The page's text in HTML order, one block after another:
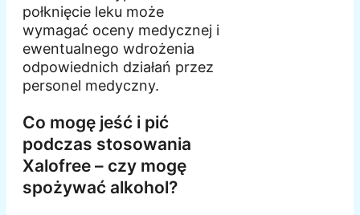
połknięcie leku może
wymagać oceny medycznej i
ewentualnego wdrożenia
odpowiednich działań przez
personel medyczny.
Co mogę jeść i pić
podczas stosowania
Xalofree – czy mogę
spożywać alkohol?